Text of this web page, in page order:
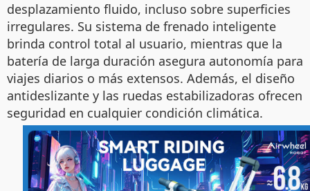
desplazamiento fluido, incluso sobre superficies
irregulares. Su sistema de frenado inteligente
brinda control total al usuario, mientras que la
batería de larga duración asegura autonomía para
viajes diarios o más extensos. Además, el diseño
antideslizante y las ruedas estabilizadoras ofrecen
seguridad en cualquier condición climática.